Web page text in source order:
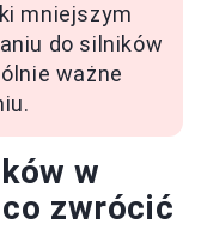
mniejszym
do silników
ważne
w
zwrócić